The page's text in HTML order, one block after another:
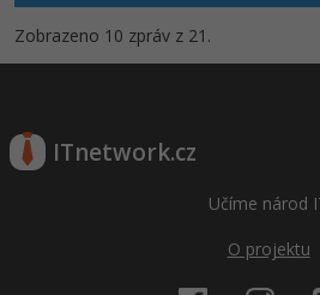
Zobrazeno 10 zpráv z 21.
ITnetwork.cz
Učíme národ
O projektu